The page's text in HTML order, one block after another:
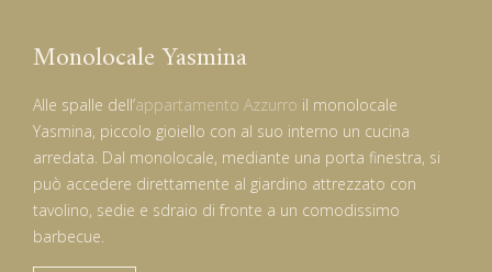
Monolocale Yasmina
Alle spalle dell’appartamento Azzurro il monolocale
Yasmina, piccolo gioiello con al suo interno un cucina
arredata. Dal monolocale, mediante una porta finestra, si
può accedere direttamente al giardino attrezzato con
tavolino, sedie e sdraio di fronte a un comodissimo
barbecue.